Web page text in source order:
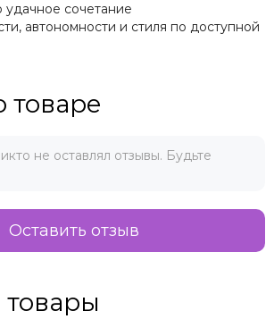
удачное сочетание
автономности и стиля по доступной
товаре
не оставлял отзывы. Будьте
Оставить отзыв